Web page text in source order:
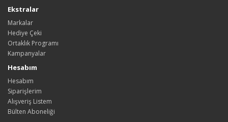
Ekstralar
Markalar
Hediye Çeki
Ortaklık Programı
Kampanyalar
Hesabım
Hesabım
Siparişlerim
Alışveriş Listem
Bülten Aboneliği